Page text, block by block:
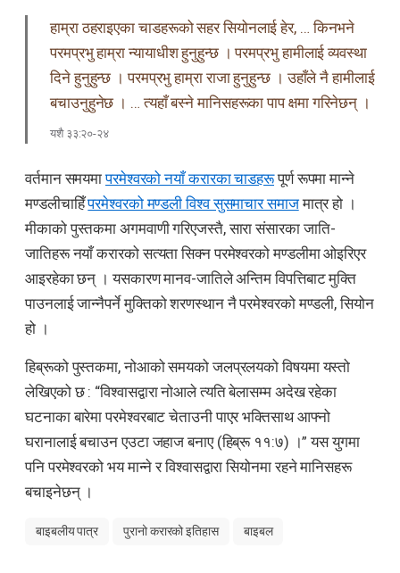
हाम्रा ठहराइएका चाडहरूको सहर सियोनलाई हेर, … किनभने
परमप्रभु हाम्रा न्यायाधीश हुनुहुन्छ । परमप्रभु हामीलाई व्यवस्था
दिने हुनुहुन्छ । परमप्रभु हाम्रा राजा हुनुहुन्छ । उहाँले नै हामीलाई
बचाउनुहुनेछ । … त्यहाँ बस्ने मानिसहरूका पाप क्षमा गरिनेछन् ।
यशै ३३:२०-२४
वर्तमान समयमापरमेश्वरको नयाँ करारका चाडहरूपूर्ण रूपमा मान्ने
मण्डलीचाहिँपरमेश्वरको मण्डली विश्व सुसमाचार समाजमात्र हो ।
मीकाको पुस्तकमा अगमवाणी गरिएजस्तै, सारा संसारका जाति-
जातिहरू नयाँ करारको सत्यता सिक्न परमेश्वरको मण्डलीमा ओइरिएर
आइरहेका छन् । यसकारण मानव-जातिले अन्तिम विपत्तिबाट मुक्ति
पाउनलाई जान्नैपर्ने मुक्तिको शरणस्थान नै परमेश्वरको मण्डली, सियोन
हो ।
हिब्रूको पुस्तकमा, नोआको समयको जलप्रलयको विषयमा यस्तो
लेखिएको छ : “विश्वासद्वारा नोआले त्यति बेलासम्म अदेख रहेका
घटनाका बारेमा परमेश्वरबाट चेताउनी पाएर भक्तिसाथ आफ्नो
घरानालाई बचाउन एउटा जहाज बनाए (हिब्रू ११:७) ।” यस युगमा
पनि परमेश्वरको भय मान्ने र विश्वासद्वारा सियोनमा रहने मानिसहरू
बचाइनेछन् ।
बाइबलीय पात्र पुरानो करारको इतिहास बाइबल